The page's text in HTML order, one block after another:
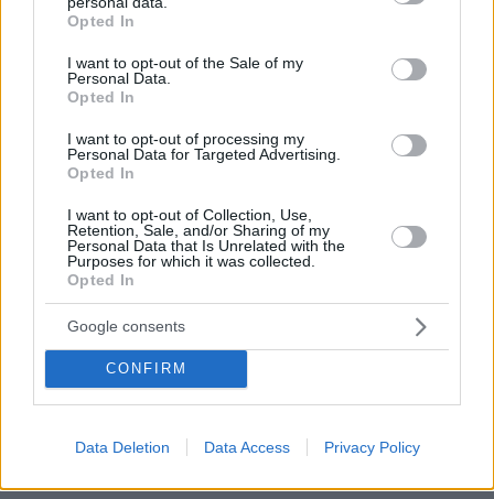
grant or deny consent to Google and its third-party tags to
use your data for below specified purposes in below Google
consent section.
Opted In
I want to opt-out of the Sale of my
Personal Data.
Opted In
I want to opt-out of processing my
Personal Data for Targeted Advertising.
Opted In
I want to opt-out of Collection, Use,
Retention, Sale, and/or Sharing of my
Personal Data that Is Unrelated with the
Purposes for which it was collected.
Opted In
Google consents
CONFIRM
Data Deletion Data Access Privacy Policy
Από τη Μόρια στον γάμο, τη ΜΚΟ και την
κατηγορία για φόνο: Η σκοτεινή διαδρομή του
26χρονου Αφγανού που σκότωσε τη Βρετανίδα
08.08.2026, 12:18